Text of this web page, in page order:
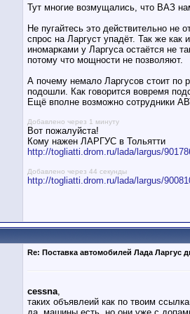
Тут многие возмущались, что ВАЗ
Не пугайтесь это действительно не
спрос на Ларгуст упадёт. Так же
иномарками у Ларгуса остаётся не
потому что мощности не позволяют.
А почему немало Ларгусов стоит по
подошли. Как говорится вовремя
Ещё вполне возможно сотрудники
Добавлено через 1 минуту
Вот пожалуйста!
Кому нажен ЛАРГУС в Тольятти
http://togliatti.drom.ru/lada/largus/
Добавлено через 44 секунды
http://togliatti.drom.ru/lada/largus/
Re: Поставка автомобилей Лада Ларгус
cessna,
таких объявлеий как по твоим